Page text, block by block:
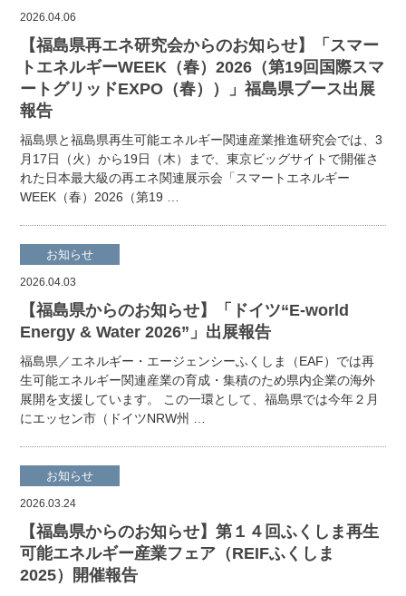
2026.04.06
【福島県再エネ研究会からのお知らせ】「スマー
トエネルギーWEEK（春）2026（第19回国際スマ
ートグリッドEXPO（春））」福島県ブース出展
報告
福島県と福島県再生可能エネルギー関連産業推進研究会では、3
月17日（火）から19日（木）まで、東京ビッグサイトで開催さ
れた日本最大級の再エネ関連展示会「スマートエネルギー
WEEK（春）2026（第19 …
お知らせ
2026.04.03
【福島県からのお知らせ】「ドイツ“E-world
Energy & Water 2026”」出展報告
福島県／エネルギー・エージェンシーふくしま（EAF）では再
生可能エネルギー関連産業の育成・集積のため県内企業の海外
展開を支援しています。 この一環として、福島県では今年２月
にエッセン市（ドイツNRW州 …
お知らせ
2026.03.24
【福島県からのお知らせ】第１４回ふくしま再生
可能エネルギー産業フェア（REIFふくしま
2025）開催報告